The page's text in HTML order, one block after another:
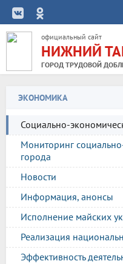
официальный сайт
НИЖНИЙ
ГОРОД ТРУДОВОЙ
ЭКОНОМИКА
Социально-
Мониторинг
города
Новости
Информация, анонсы
Исполнение майских
Реализация
Эффективность